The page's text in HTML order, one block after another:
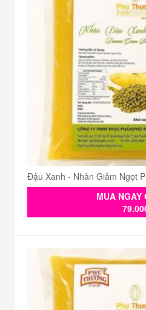
Đậu Xanh - Nhân Giảm Ngọt
MUA NGAY